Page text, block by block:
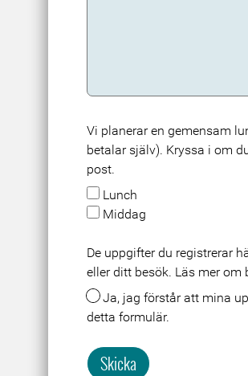
Vi planerar en gemensam
betalar själv). Kryssa i om
post.
Lunch
Middag
De uppgifter du registrerar
eller ditt besök. Läs mer
Ja, jag förstår att mina uppgifter lagras och behandlas i samband med att jag skickar in
detta formulär.
Skicka